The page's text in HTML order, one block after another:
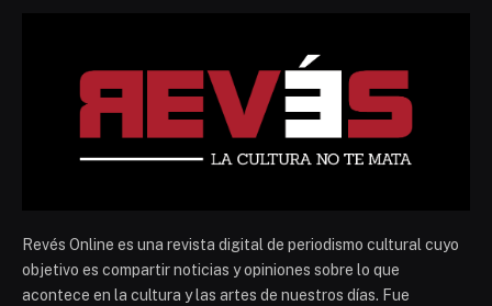
Revés Online es una revista digital de periodismo cultural cuyo
objetivo es compartir noticias y opiniones sobre lo que
acontece en la cultura y las artes de nuestros días. Fue